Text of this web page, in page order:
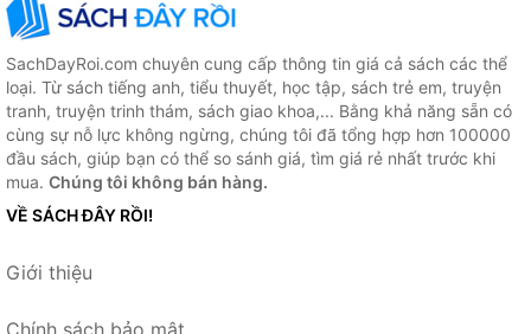
SachDayRoi.com chuyên cung cấp thông tin giá cả sách các thể
loại. Từ sách tiếng anh, tiểu thuyết, học tập, sách trẻ em, truyện
tranh, truyện trinh thám, sách giao khoa,... Bằng khả năng sẵn có
cùng sự nỗ lực không ngừng, chúng tôi đã tổng hợp hơn 100000
đầu sách, giúp bạn có thể so sánh giá, tìm giá rẻ nhất trước khi
mua. Chúng tôi không bán hàng.
VỀ SÁCH ĐÂY RỒI!
Giới thiệu